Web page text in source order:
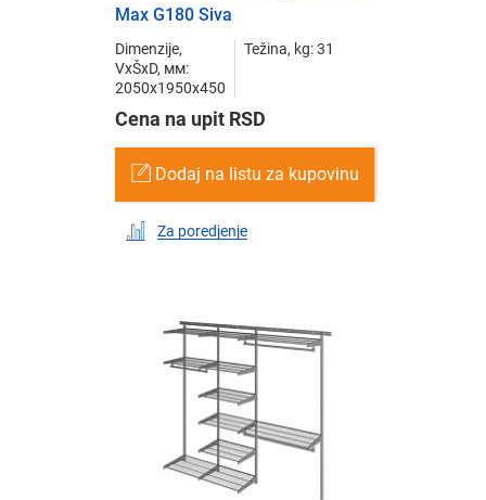
Max G180 Siva
Dimenzije,
VxŠxD, мм:
2050x1950x450
Težina, kg: 31
Cena na upit RSD
Dodaj na listu za kupovinu
Za poredjenje